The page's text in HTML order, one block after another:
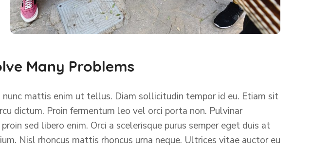
Many Problems
mattis enim ut tellus. Diam sollicitudin tempor id eu. Etiam sit
dictum. Proin fermentum leo vel orci porta non. Pulvinar
sed libero enim. Orci a scelerisque purus semper eget duis at
Nisl rhoncus mattis rhoncus urna neque. Ultrices vitae auctor eu